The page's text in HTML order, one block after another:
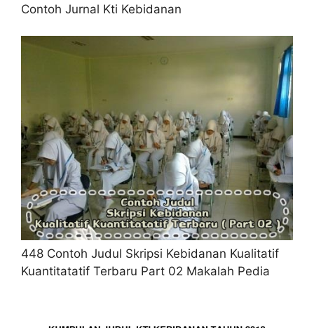
Contoh Jurnal Kti Kebidanan
448 Contoh Judul Skripsi Kebidanan Kualitatif
Kuantitatatif Terbaru Part 02 Makalah Pedia